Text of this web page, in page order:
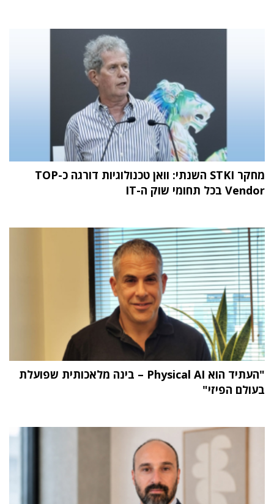
מחקר STKI השנתי: וואן טכנולוגיות דורגה כ-TOP
Vendor בכל תחומי שוק ה-IT
"העתיד הוא Physical AI – בינה מלאכותית שפועלת
בעולם הפיזי"